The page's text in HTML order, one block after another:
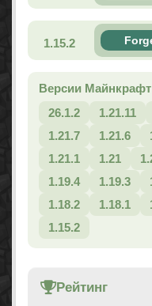
1.15.2
Версии
26.1.2
1.21.11
1.21.7
1.21.6
1.21.1
1.21
1.19.4
1.19.3
1.18.2
1.18.1
1.15.2
Рейтинг